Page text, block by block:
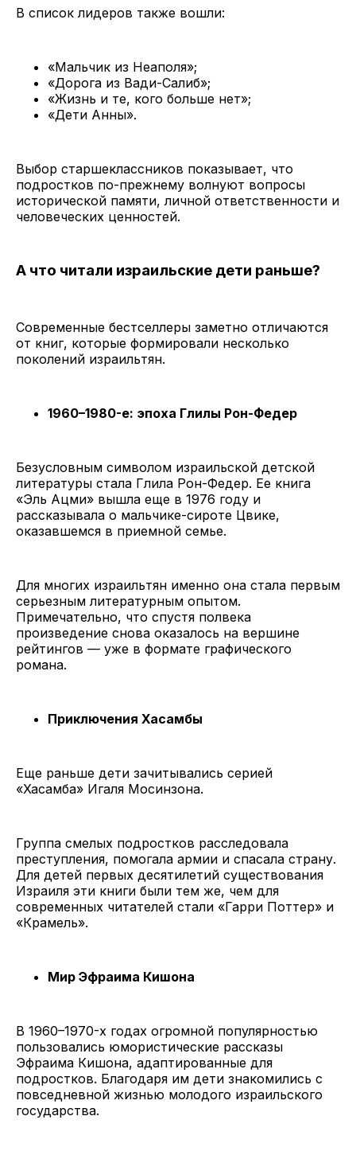
В список лидеров также вошли:
«Мальчик из Неаполя»;
«Дорога из Вади-Салиб»;
«Жизнь и те, кого больше нет»;
«Дети Анны».
Выбор старшеклассников показывает, что
подростков по-прежнему волнуют вопросы
исторической памяти, личной ответственности и
человеческих ценностей.
А что читали израильские дети раньше?
Современные бестселлеры заметно отличаются
от книг, которые формировали несколько
поколений израильтян.
1960–1980-е: эпоха Глилы Рон-Федер
Безусловным символом израильской детской
литературы стала Глила Рон-Федер. Ее книга
«Эль Ацми» вышла еще в 1976 году и
рассказывала о мальчике-сироте Цвике,
оказавшемся в приемной семье.
Для многих израильтян именно она стала первым
серьезным литературным опытом.
Примечательно, что спустя полвека
произведение снова оказалось на вершине
рейтингов — уже в формате графического
романа.
Приключения Хасамбы
Еще раньше дети зачитывались серией
«Хасамба» Игаля Мосинзона.
Группа смелых подростков расследовала
преступления, помогала армии и спасала страну.
Для детей первых десятилетий существования
Израиля эти книги были тем же, чем для
современных читателей стали «Гарри Поттер» и
«Крамель».
Мир Эфраима Кишона
В 1960–1970-х годах огромной популярностью
пользовались юмористические рассказы
Эфраима Кишона, адаптированные для
подростков. Благодаря им дети знакомились с
повседневной жизнью молодого израильского
государства.